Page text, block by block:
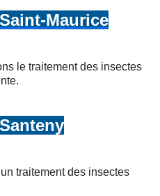
Maurice
le traitement des insectes
traitement des insectes